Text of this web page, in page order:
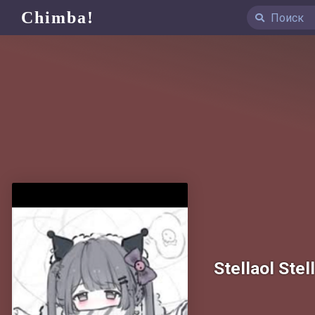
Chimba!
Stellaol